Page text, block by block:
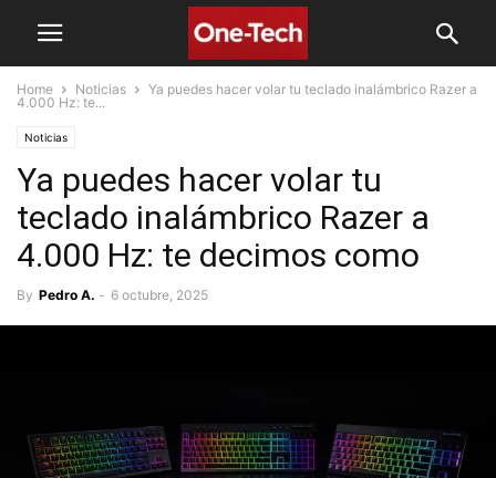
Home Noticias
Ya puedes hacer volar tu teclado inalámbrico Razer a
4.000 Hz: te...
Noticias
Ya puedes hacer volar tu
teclado inalámbrico Razer a
4.000 Hz: te decimos como
By Pedro A. - 6 octubre, 2025